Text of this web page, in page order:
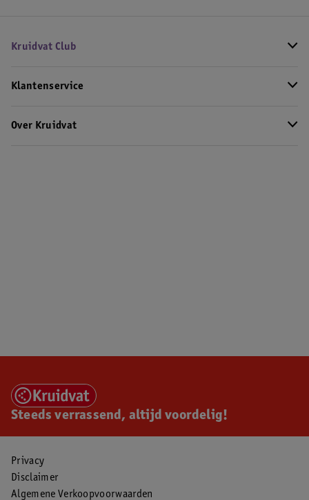
Kruidvat Club
Klantenservice
Over Kruidvat
Steeds verrassend, altijd voordelig!
Privacy
Disclaimer
Algemene Verkoopvoorwaarden